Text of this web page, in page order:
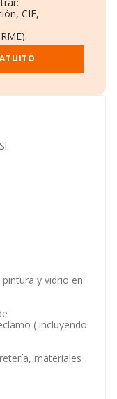
y vidrio en
( incluyendo
materiales
CIF,